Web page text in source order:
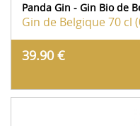
Panda Gin - Gin Bio de
Gin de Belgique70 cl
39.90 €